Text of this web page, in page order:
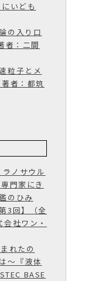
いども
の入り口
者：二間
粒子とメ
者：都筑
ノサウル
門家にき
のひみ
3回】（全
社ワン・
れたの
～『液体
BASE